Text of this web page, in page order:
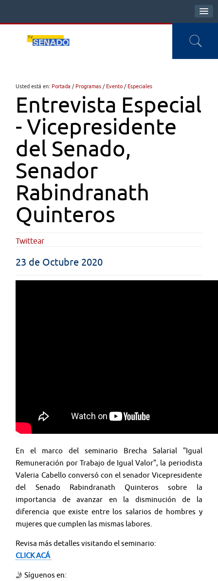
Usted está en: Portada / Programas / Evento / Especiales
Entrevista Especial
- Vicepresidente
del Senado,
Senador
Rabindranath
Quinteros
Twittear
23 de Octubre 2020
En el marco del seminario Brecha Salarial "Igual
Remuneración por Trabajo de Igual Valor", la periodista
Valeria Cabello conversó con el senador Vicepresidente
del Senado Rabindranath Quinteros sobre la
importancia de avanzar en la disminución de la
diferencia que existe entre los salarios de hombres y
mujeres que cumplen las mismas labores.
Revisa más detalles visitando el seminario:
CLICK ACÁ
🤳 Síguenos en: